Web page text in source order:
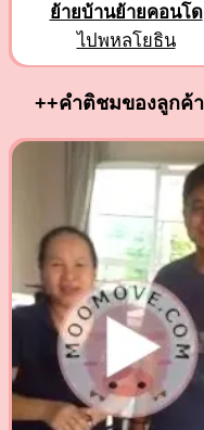
ย้ายบ้านย้ายคอนโด
ไปพหลโยธิน
++คำติชมของลูกค้